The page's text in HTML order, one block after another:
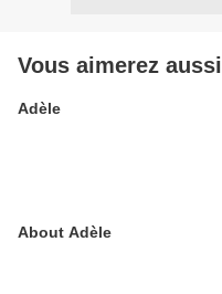
Vous aimerez aussi
Adèle
About Adèle